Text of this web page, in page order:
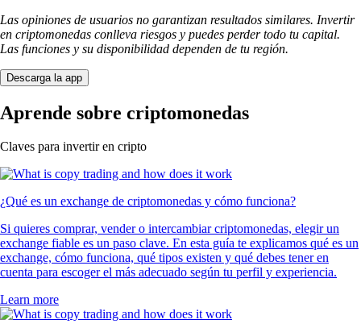
Las opiniones de usuarios no garantizan resultados similares. Invertir
en criptomonedas conlleva riesgos y puedes perder todo tu capital.
Las funciones y su disponibilidad dependen de tu región.
Descarga la app
Aprende sobre criptomonedas
Claves para invertir en cripto
¿Qué es un exchange de criptomonedas y cómo funciona?
Si quieres comprar, vender o intercambiar criptomonedas, elegir un
exchange fiable es un paso clave. En esta guía te explicamos qué es un
exchange, cómo funciona, qué tipos existen y qué debes tener en
cuenta para escoger el más adecuado según tu perfil y experiencia.
Learn more